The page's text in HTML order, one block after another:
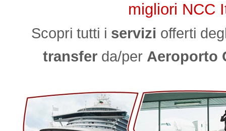
migliori NCC
Scopri tutti i servizi offerti
transfer da/per Aeroporto